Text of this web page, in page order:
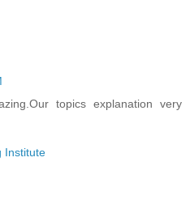
topics explanation very
Institute